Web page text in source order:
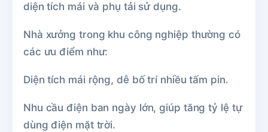
diện tích mái và phụ tải sử dụng.
Nhà xưởng trong khu công nghiệp thường có
các ưu điểm như:
Diện tích mái rộng, dễ bố trí nhiều tấm pin.
Nhu cầu điện ban ngày lớn, giúp tăng tỷ lệ tự
dùng điện mặt trời.